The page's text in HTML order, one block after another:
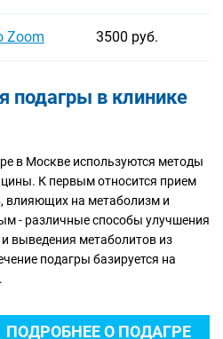
Zoom 3500 руб.
подагры в клинике
в Москве используются методы
К первым относится прием
влияющих на метаболизм и
- различные способы улучшения
выведения метаболитов из
подагры базируется на
ПОДРОБНЕЕ О ПОДАГРЕ